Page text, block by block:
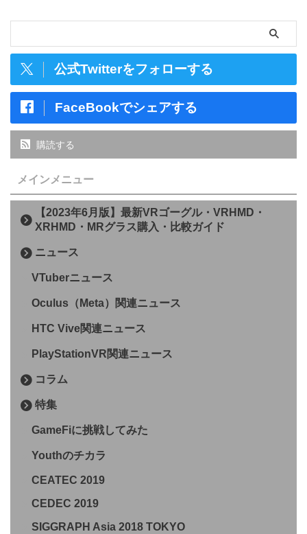
公式Twitterをフォローする
FaceBookでシェアする
購読する
メインメニュー
【2023年6月版】最新VRゴーグル・VRHMD・
XRHMD・MRグラス購入・比較ガイド
ニュース
VTuberニュース
Oculus（Meta）関連ニュース
HTC Vive関連ニュース
PlayStationVR関連ニュース
コラム
特集
GameFiに挑戦してみた
Youthのチカラ
CEATEC 2019
CEDEC 2019
SIGGRAPH Asia 2018 TOKYO